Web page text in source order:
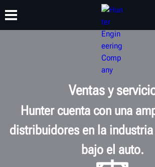
CAPACITACIÓN
Ventas y
Hunter cuenta con una
distribuidores en la
bajo el auto.